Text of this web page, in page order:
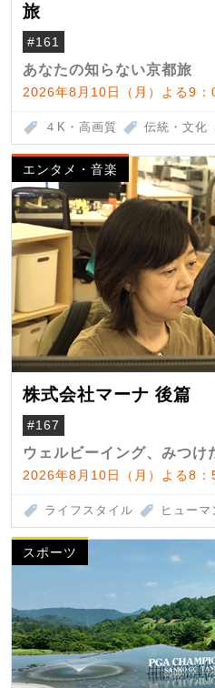
旅
#161
あなたの知らない京都旅
2026年8月10日（月）よる9
４K・高画質 伝統・文化
エンタメ・音楽
株式会社マーナ 後篇
#167
ウェルビーイング、みつけ
2026年8月10日（月）よる8
ライフスタイル ヒューマ
スポーツ